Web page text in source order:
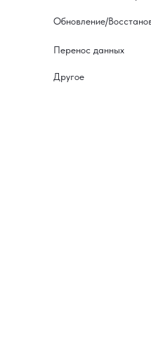
Обновление/
Перенос данных
Другое